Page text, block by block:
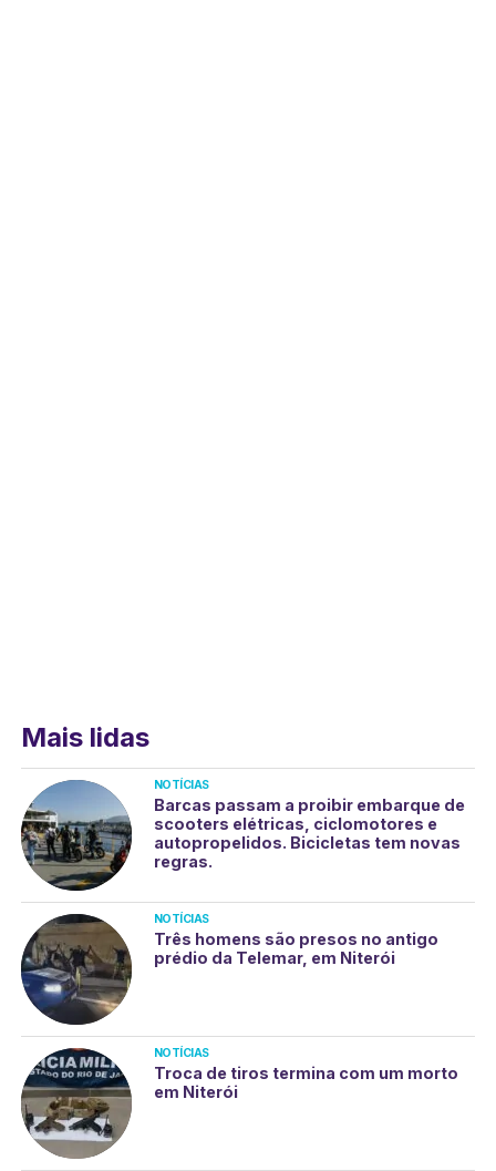
Mais lidas
NOTÍCIAS
Barcas passam a proibir embarque de
scooters elétricas, ciclomotores e
autopropelidos. Bicicletas tem novas
regras.
NOTÍCIAS
Três homens são presos no antigo
prédio da Telemar, em Niterói
NOTÍCIAS
Troca de tiros termina com um morto
em Niterói